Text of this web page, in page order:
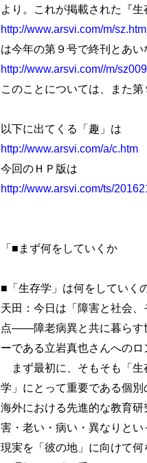
より。これが掲載された『生
http://www.arsvi.com/m/sz.htm
は今年の第９号で終刊とあい
http://www.arsvi.com//m/
このことについては、また
以下に出てくる「趣」は
http://www.arsvi.com/a/c.htm
今回のＨＰ版は
http://www.arsvi.com/ts/
「■まず何をしていくか
■「生存学」は何をしていく
天田：今日は「障害と社会
点――障老病異と共に暮らす
ーである立岩真也さんへの
まず最初に、そもそも「生
学」にとって重要である個
海外における先進的な教育
害・老い・病い・異なりと
現実を「彼の地」に向けて